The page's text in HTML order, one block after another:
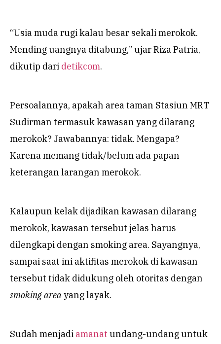
“Usia muda rugi kalau besar sekali merokok.
Mending uangnya ditabung,” ujar Riza Patria,
dikutip dari detikcom.
Persoalannya, apakah area taman Stasiun MRT
Sudirman termasuk kawasan yang dilarang
merokok? Jawabannya: tidak. Mengapa?
Karena memang tidak/belum ada papan
keterangan larangan merokok.
Kalaupun kelak dijadikan kawasan dilarang
merokok, kawasan tersebut jelas harus
dilengkapi dengan smoking area. Sayangnya,
sampai saat ini aktifitas merokok di kawasan
tersebut tidak didukung oleh otoritas dengan
smoking areayang layak.
Sudah menjadi amanat undang-undang untuk